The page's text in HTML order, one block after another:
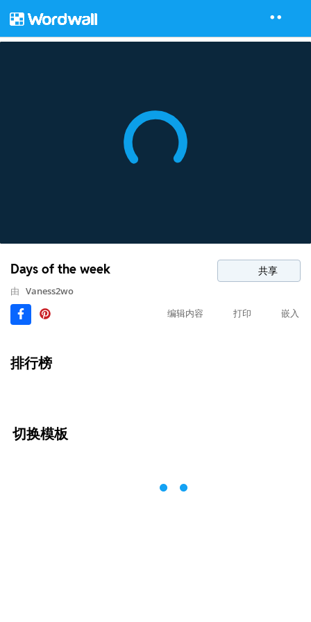
Days of the week 共享
由 Vaness2wo
编辑内容
打印 嵌入
排行榜
切换模板